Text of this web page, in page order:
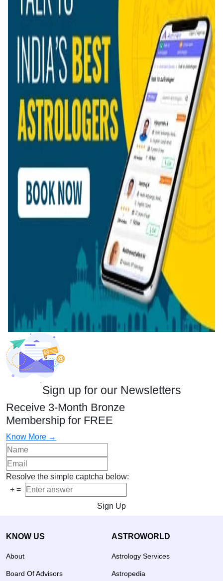
Sign up for our Newsletters
Receive 3-Month Bronze
Membership for FREE
Know More →
Resolve the simple captcha below:
+ =
Sign Up
KNOW US
About
Board Of Advisors
ASTROWORLD
Astrology Services
Astropedia